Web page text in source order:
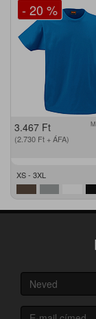
- 20 %
3.467 Ft
(2.730 Ft + ÁFA)
XS - 3XL